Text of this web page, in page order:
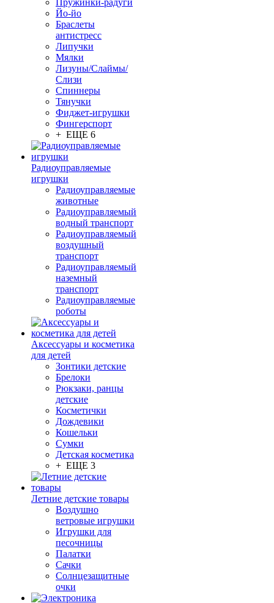
Пружинки-радуги
Йо-йо
Браслеты
антистресс
Липучки
Мялки
Лизуны/Слаймы/
Слизи
Спиннеры
Тянучки
Фиджет-игрушки
Фингерспорт
+ ЕЩЕ 6
Радиоуправляемые
игрушки
Радиоуправляемые
животные
Радиоуправляемый
водный транспорт
Радиоуправляемый
воздушный
транспорт
Радиоуправляемый
наземный
транспорт
Радиоуправляемые
роботы
Аксессуары и косметика
для детей
Зонтики детские
Брелоки
Рюкзаки, ранцы
детские
Косметички
Дождевики
Кошельки
Сумки
Детская косметика
+ ЕЩЕ 3
Летние детские товары
Воздушно
ветровые игрушки
Игрушки для
песочницы
Палатки
Сачки
Солнцезащитные
очки